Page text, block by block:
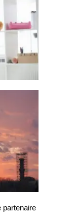
partenaire